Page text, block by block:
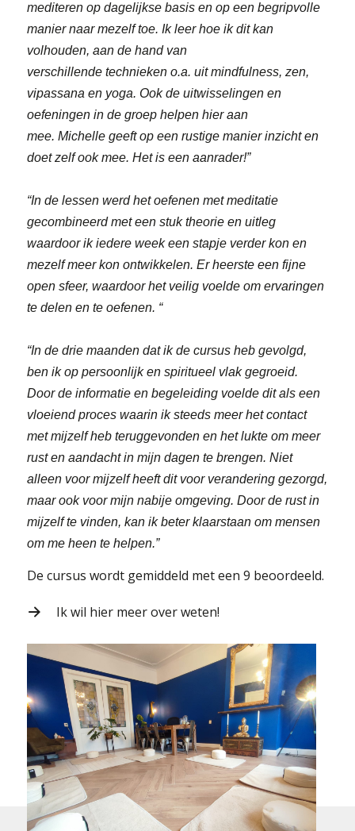
mediteren op dagelijkse basis en op een begripvolle
manier naar mezelf toe. Ik leer hoe ik dit kan
volhouden, aan de hand van
verschillende technieken o.a. uit mindfulness, zen,
vipassana en yoga. Ook de uitwisselingen en
oefeningen in de groep helpen hier aan
mee. Michelle geeft op een rustige manier inzicht en
doet zelf ook mee. Het is een aanrader!”
“In de lessen werd het oefenen met meditatie
gecombineerd met een stuk theorie en uitleg
waardoor ik iedere week een stapje verder kon en
mezelf meer kon ontwikkelen. Er heerste een fijne
open sfeer, waardoor het veilig voelde om ervaringen
te delen en te oefenen. “
“In de drie maanden dat ik de cursus heb gevolgd,
ben ik op persoonlijk en spiritueel vlak gegroeid.
Door de informatie en begeleiding voelde dit als een
vloeiend proces waarin ik steeds meer het contact
met mijzelf heb teruggevonden en het lukte om meer
rust en aandacht in mijn dagen te brengen. Niet
alleen voor mijzelf heeft dit voor verandering gezorgd,
maar ook voor mijn nabije omgeving. Door de rust in
mijzelf te vinden, kan ik beter klaarstaan om mensen
om me heen te helpen.”
De cursus wordt gemiddeld met een 9 beoordeeld.
Ik wil hier meer over weten!